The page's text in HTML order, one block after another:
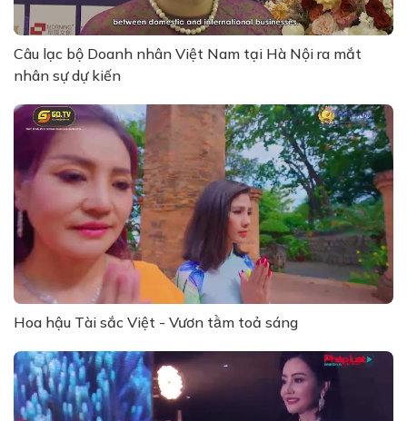
Câu lạc bộ Doanh nhân Việt Nam tại Hà Nội ra mắt
nhân sự dự kiến
Hoa hậu Tài sắc Việt - Vươn tầm toả sáng